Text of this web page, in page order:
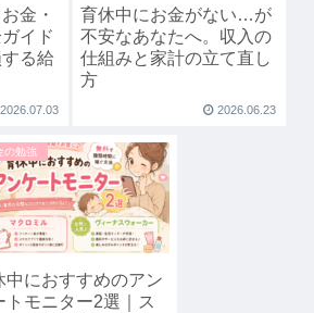
金・
イド
する給
2026.07.03
育休中にお金がない…が
不安なあなたへ。収入の
仕組みと家計の立て直し
方
2026.06.23
の勉強
中におすすめのアン
トモニター2選｜ス